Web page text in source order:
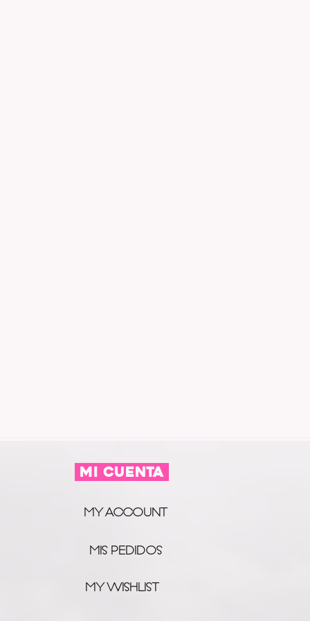
MI CUENTA
MY ACCOUNT
MIS PEDIDOS
MY WISHLIST